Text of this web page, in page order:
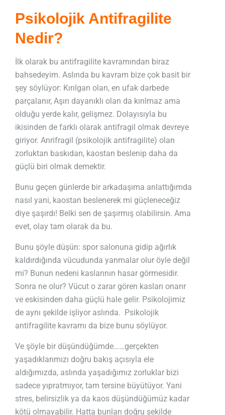
Psikolojik Antifragilite
Nedir?
İlk olarak bu antifragilite kavramından biraz
bahsedeyim. Aslında bu kavram bize çok basit bir
şey söylüyor: Kırılgan olan, en ufak darbede
parçalanır, Aşırı dayanıklı olan da kırılmaz ama
olduğu yerde kalır, gelişmez. Dolayısıyla bu
ikisinden de farklı olarak antifragil olmak devreye
giriyor. Anrifragil (psikolojik antifragilite) olan
zorluktan baskıdan, kaostan beslenip daha da
güçlü biri olmak demektir.
Bunu geçen günlerde bir arkadaşıma anlattığımda
nasıl yani, kaostan beslenerek mi güçleneceğiz
diye şaşırdı! Belki sen de şaşırmış olabilirsin. Ama
evet, olay tam olarak da bu.
Bunu şöyle düşün: spor salonuna gidip ağırlık
kaldırdığında vücudunda yanmalar olur öyle değil
mi? Bunun nedeni kaslarının hasar görmesidir.
Sonra ne olur? Vücut o zarar gören kasları onarır
ve eskisinden daha güçlü hale gelir. Psikolojimiz
de aynı şekilde işliyor aslında. Psikolojik
antifragilite kavramı da bize bunu söylüyor.
Ve şöyle bir düşündüğümde……gerçekten
yaşadıklarımızı doğru bakış açısıyla ele
aldığımızda, aslında yaşadığımız zorluklar bizi
sadece yıpratmıyor, tam tersine büyütüyor. Yani
stres, belirsizlik ya da kaos düşündüğümüz kadar
kötü olmayabilir. Hatta bunları doğru şekilde